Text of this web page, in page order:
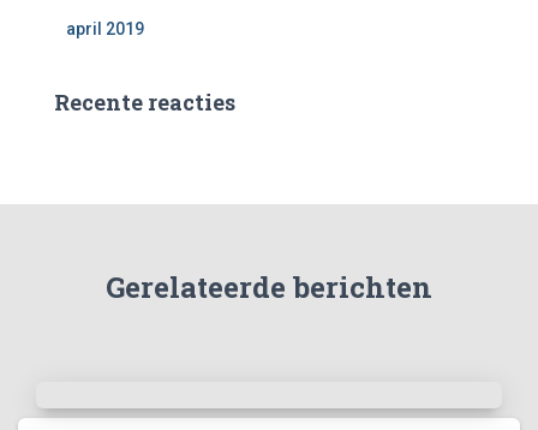
april 2019
Recente reacties
Gerelateerde berichten